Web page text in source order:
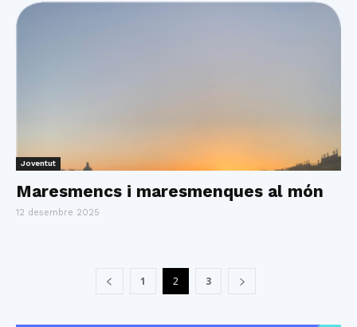
Joventut
Maresmencs i maresmenques al món
12 desembre 2025
1 2 3